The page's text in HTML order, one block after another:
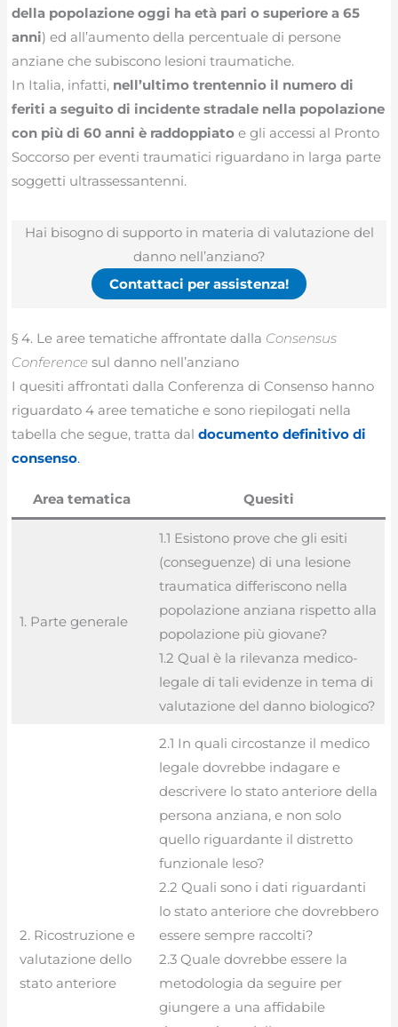
della popolazione oggi ha età pari o superiore a 65
anni) ed all’aumento della percentuale di persone
anziane che subiscono lesioni traumatiche.
In Italia, infatti, nell’ultimo trentennio il numero di
feriti a seguito di incidente stradale nella popolazione
con più di 60 anni è raddoppiato e gli accessi al Pronto
Soccorso per eventi traumatici riguardano in larga parte
soggetti ultrassessantenni.
Hai bisogno di supporto in materia di valutazione del
danno nell’anziano?
Contattaci per assistenza!
§ 4. Le aree tematiche affrontate dalla Consensus
Conference sul danno nell’anziano
I quesiti affrontati dalla Conferenza di Consenso hanno
riguardato 4 aree tematiche e sono riepilogati nella
tabella che segue, tratta daldocumento definitivo di
consenso.
Area tematica Quesiti
1. Parte generale
1.1 Esistono prove che gli esiti
(conseguenze) di una lesione
traumatica differiscono nella
popolazione anziana rispetto alla
popolazione più giovane?
1.2 Qual è la rilevanza medico-
legale di tali evidenze in tema di
valutazione del danno biologico?
2. Ricostruzione e
valutazione dello
stato anteriore
2.1 In quali circostanze il medico
legale dovrebbe indagare e
descrivere lo stato anteriore della
persona anziana, e non solo
quello riguardante il distretto
funzionale leso?
2.2 Quali sono i dati riguardanti
lo stato anteriore che dovrebbero
essere sempre raccolti?
2.3 Quale dovrebbe essere la
metodologia da seguire per
giungere a una affidabile